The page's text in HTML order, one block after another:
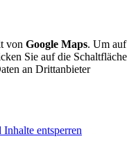
von Google Maps. Um auf
Sie auf die Schaltfläche
an Drittanbieter
entsperren